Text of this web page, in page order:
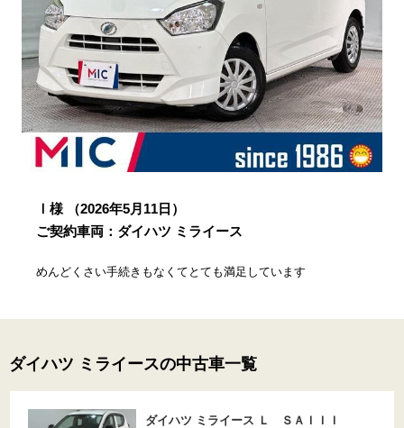
Ⅰ様
（2026年5月11日）
ご契約車両：ダイハツ ミライース
めんどくさい手続きもなくてとても満足しています
ダイハツ ミライースの中古車一覧
ダイハツ ミライース Ｌ ＳＡＩＩＩ